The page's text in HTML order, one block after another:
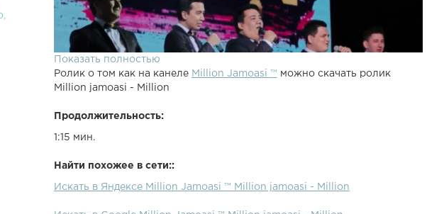
Показать полностью
Ролик о том как на канеле Million Jamoasi ™ можно скачать ролик
Million jamoasi - Million
Продолжительность:
1:15 мин.
Найти похожее в сети::
Искать в Яндексе Million Jamoasi ™ Million jamoasi - Million